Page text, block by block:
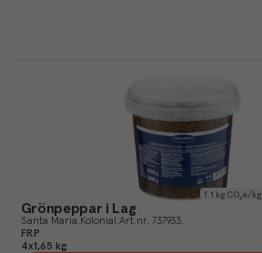
1.1 kg CO₂e/kg
Grönpeppar i Lag
Santa Maria Kolonial Art.nr. 737933
FRP
4x1,65 kg